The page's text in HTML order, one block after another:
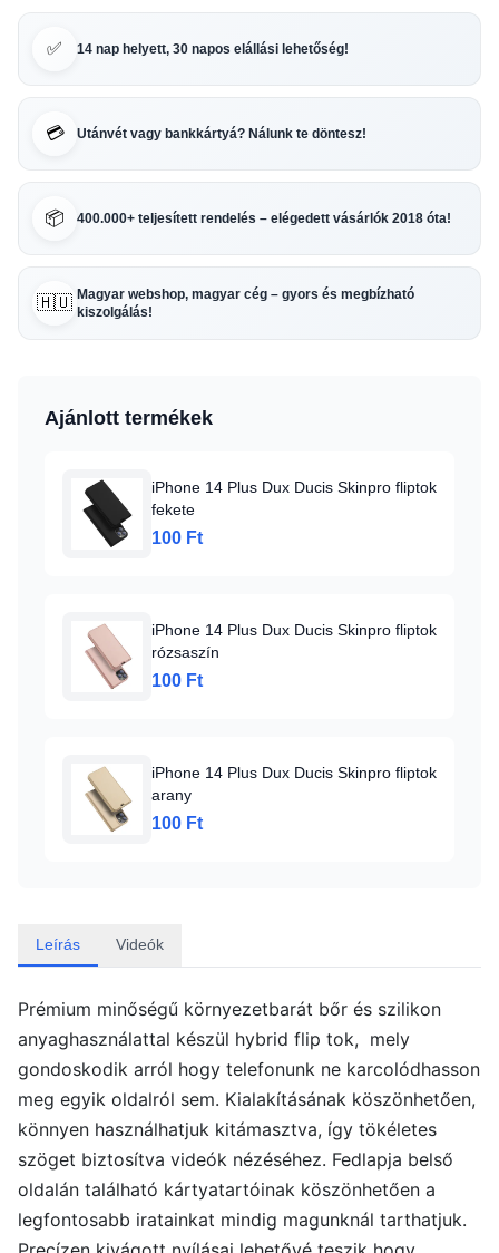
✅ 14 nap helyett, 30 napos elállási lehetőség!
💳 Utánvét vagy bankkártyá? Nálunk te döntesz!
📦 400.000+ teljesített rendelés – elégedett vásárlók 2018 óta!
🇭🇺 Magyar webshop, magyar cég – gyors és megbízható
kiszolgálás!
Ajánlott termékek
iPhone 14 Plus Dux Ducis Skinpro fliptok
fekete
100 Ft
iPhone 14 Plus Dux Ducis Skinpro fliptok
rózsaszín
100 Ft
iPhone 14 Plus Dux Ducis Skinpro fliptok
arany
100 Ft
Leírás Videók
Prémium minőségű környezetbarát bőr és szilikon
anyaghasználattal készül hybrid flip tok, mely
gondoskodik arról hogy telefonunk ne karcolódhasson
meg egyik oldalról sem. Kialakításának köszönhetően,
könnyen használhatjuk kitámasztva, így tökéletes
szöget biztosítva videók nézéséhez. Fedlapja belső
oldalán található kártyatartóinak köszönhetően a
legfontosabb iratainkat mindig magunknál tarthatjuk.